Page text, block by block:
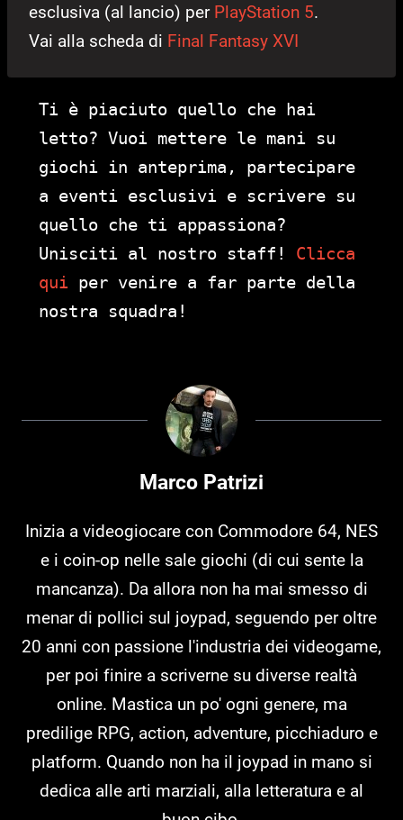
esclusiva (al lancio) per PlayStation 5.
Vai alla scheda di Final Fantasy XVI
Ti è piaciuto quello che hai
letto? Vuoi mettere le mani su
giochi in anteprima, partecipare
a eventi esclusivi e scrivere su
quello che ti appassiona?
Unisciti al nostro staff! Clicca
qui per venire a far parte della
nostra squadra!
Marco Patrizi
Inizia a videogiocare con Commodore 64, NES
e i coin-op nelle sale giochi (di cui sente la
mancanza). Da allora non ha mai smesso di
menar di pollici sul joypad, seguendo per oltre
20 anni con passione l'industria dei videogame,
per poi finire a scriverne su diverse realtà
online. Mastica un po' ogni genere, ma
predilige RPG, action, adventure, picchiaduro e
platform. Quando non ha il joypad in mano si
dedica alle arti marziali, alla letteratura e al